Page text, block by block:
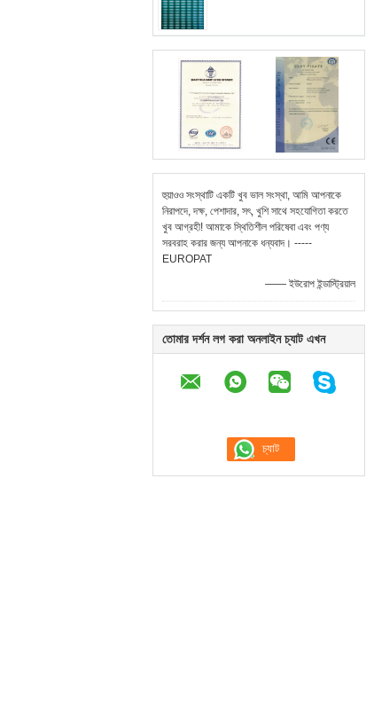
হুয়াওও সংস্থাটি একটি খুব ভাল সংস্থা, আমি আপনাকে
নিরাপদে, দক্ষ, পেশাদার, সৎ, খুশি সাথে সহযোগিতা করতে
খুব আগ্রহী! আমাকে স্থিতিশীল পরিষেবা এবং পণ্য
সরবরাহ করার জন্য আপনাকে ধন্যবাদ। -----
EUROPAT
—— ইউরোপ ইন্ডাস্ট্রিয়াল
তোমার দর্শন লগ করা অনলাইন চ্যাট এখন